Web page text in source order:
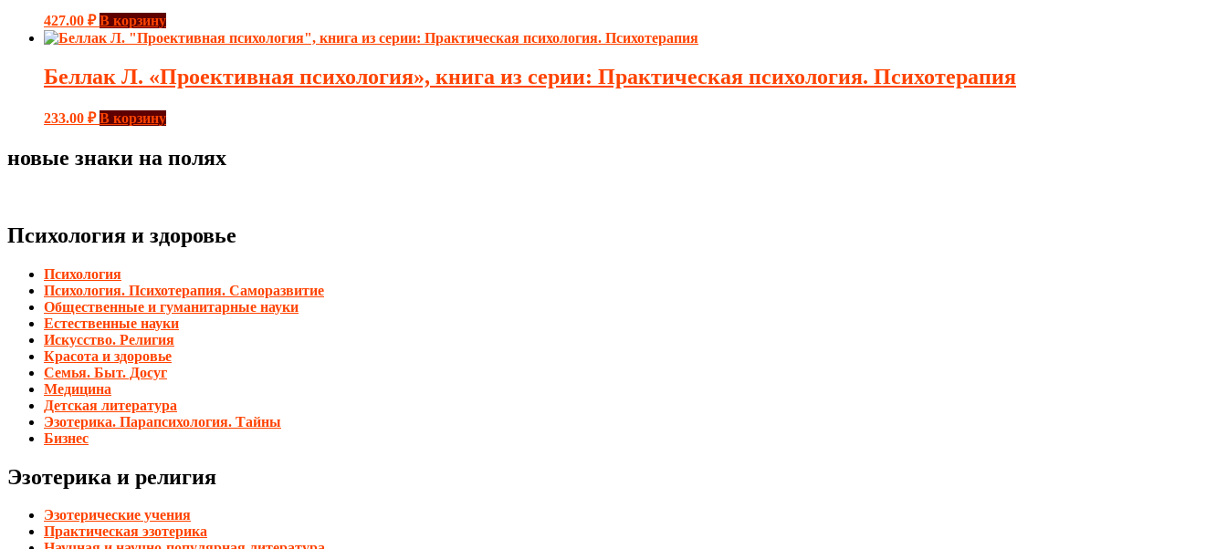
427.00 ₽ В корзину
Беллак Л. «Проективная психология», книга из серии: Практическая психология. Психотерапия
233.00 ₽ В корзину
новые знаки на полях
Психология и здоровье
Психология
Психология. Психотерапия. Саморазвитие
Общественные и гуманитарные науки
Естественные науки
Искусство. Религия
Красота и здоровье
Семья. Быт. Досуг
Медицина
Детская литература
Эзотерика. Парапсихология. Тайны
Бизнес
Эзотерика и религия
Эзотерические учения
Практическая эзотерика